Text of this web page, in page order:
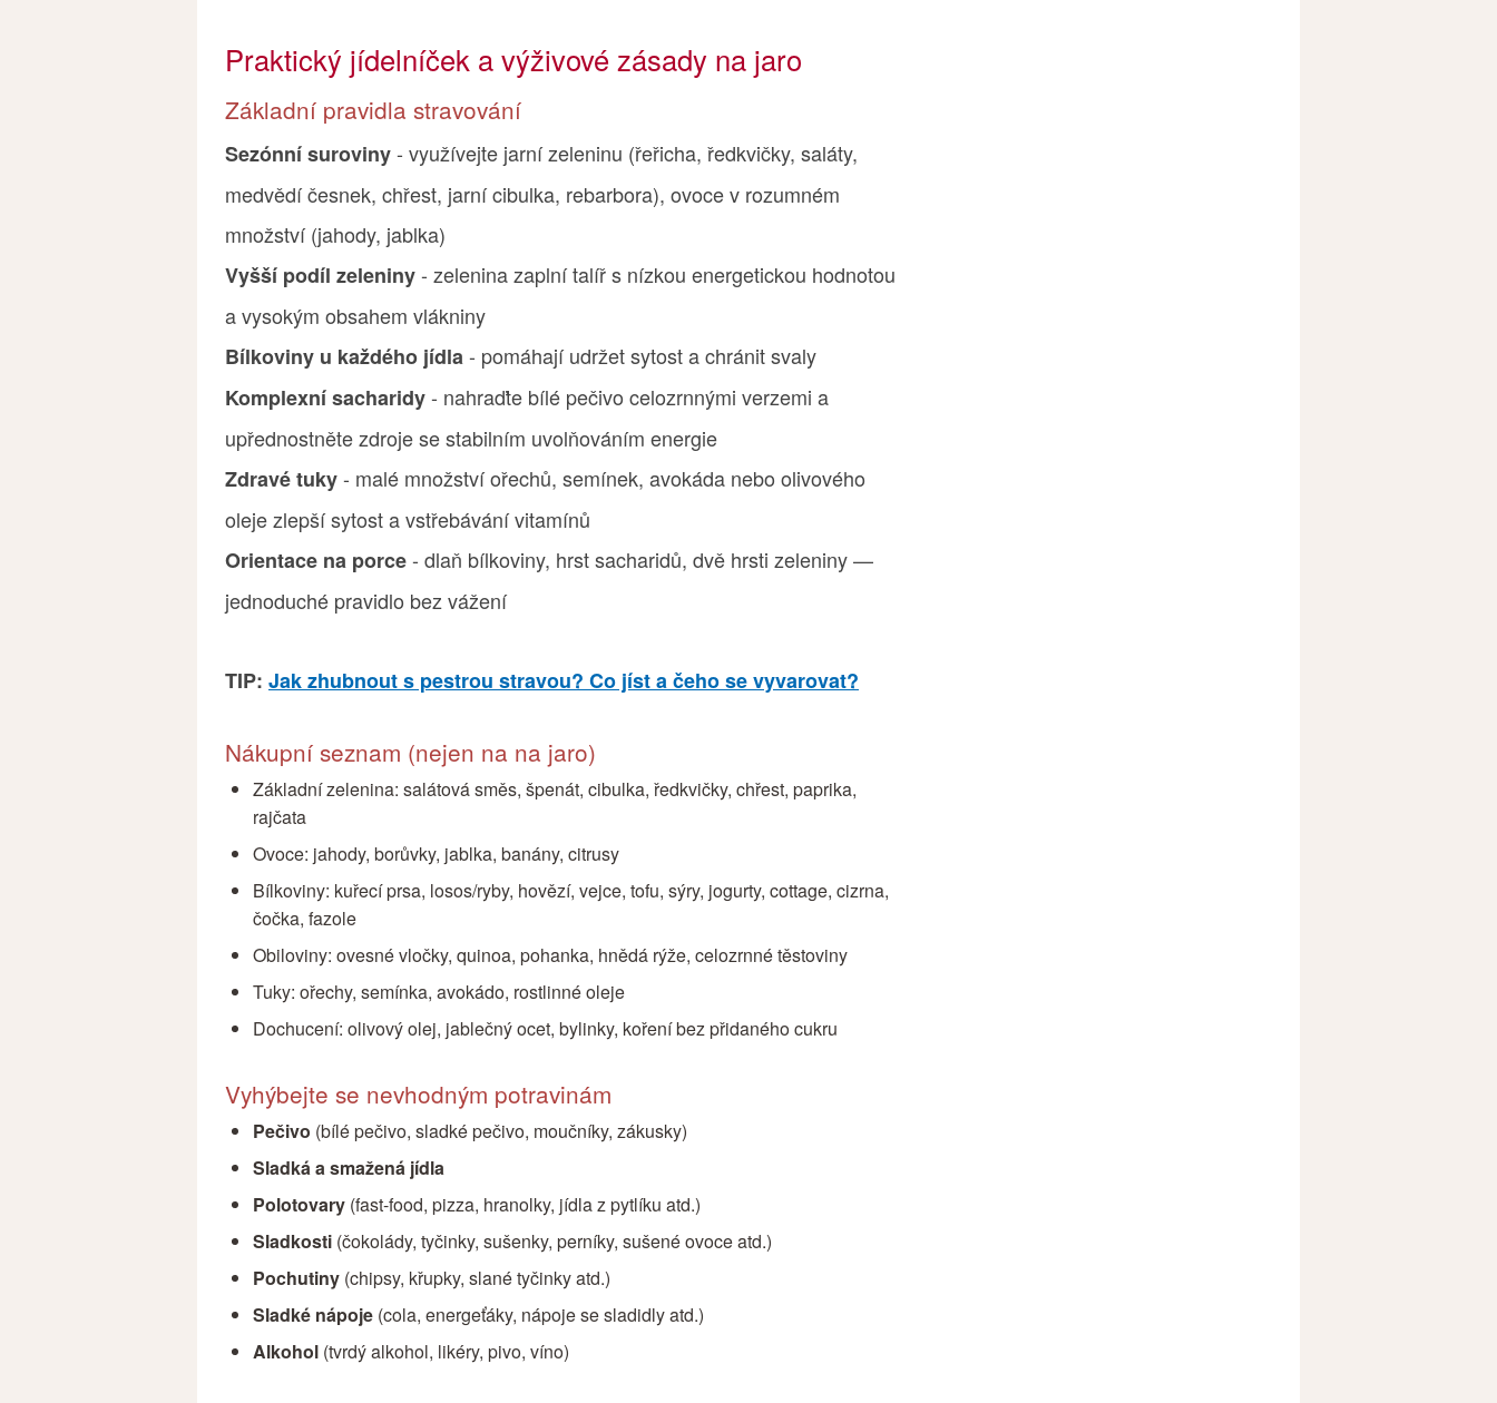
Praktický jídelníček a výživové zásady na jaro
Základní pravidla stravování
Sezónní suroviny- využívejte jarní zeleninu (řeřicha, ředkvičky, saláty,
medvědí česnek, chřest, jarní cibulka, rebarbora), ovoce v rozumném
množství (jahody, jablka)
Vyšší podíl zeleniny- zelenina zaplní talíř s nízkou energetickou hodnotou
a vysokým obsahem vlákniny
Bílkoviny u každého jídla- pomáhají udržet sytost a chránit svaly
Komplexní sacharidy- nahraďte bílé pečivo celozrnnými verzemi a
upřednostněte zdroje se stabilním uvolňováním energie
Zdravé tuky- malé množství ořechů, semínek, avokáda nebo olivového
oleje zlepší sytost a vstřebávání vitamínů
Orientace na porce- dlaň bílkoviny, hrst sacharidů, dvě hrsti zeleniny —
jednoduché pravidlo bez vážení
TIP: Jak zhubnout s pestrou stravou? Co jíst a čeho se vyvarovat?
Nákupní seznam (nejen na na jaro)
Základní zelenina: salátová směs, špenát, cibulka, ředkvičky, chřest, paprika,
rajčata
Ovoce: jahody, borůvky, jablka, banány, citrusy
Bílkoviny: kuřecí prsa, losos/ryby, hovězí, vejce, tofu, sýry, jogurty, cottage, cizrna,
čočka, fazole
Obiloviny: ovesné vločky, quinoa, pohanka, hnědá rýže, celozrnné těstoviny
Tuky: ořechy, semínka, avokádo, rostlinné oleje
Dochucení: olivový olej, jablečný ocet, bylinky, koření bez přidaného cukru
Vyhýbejte se nevhodným potravinám
Pečivo (bílé pečivo, sladké pečivo, moučníky, zákusky)
Sladká a smažená jídla
Polotovary (fast-food, pizza, hranolky, jídla z pytlíku atd.)
Sladkosti (čokolády, tyčinky, sušenky, perníky, sušené ovoce atd.)
Pochutiny (chipsy, křupky, slané tyčinky atd.)
Sladké nápoje (cola, energeťáky, nápoje se sladidly atd.)
Alkohol (tvrdý alkohol, likéry, pivo, víno)